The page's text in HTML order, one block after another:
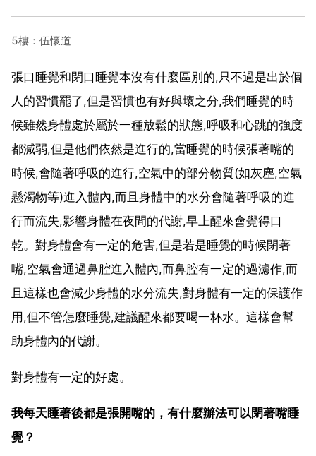
5樓：伍懷道
張口睡覺和閉口睡覺本沒有什麼區別的,只不過是出於個
人的習慣罷了,但是習慣也有好與壞之分,我們睡覺的時
候雖然身體處於屬於一種放鬆的狀態,呼吸和心跳的強度
都減弱,但是他們依然是進行的,當睡覺的時候張著嘴的
時候,會隨著呼吸的進行,空氣中的部分物質(如灰塵,空氣
懸濁物等)進入體內,而且身體中的水分會隨著呼吸的進
行而流失,影響身體在夜間的代謝,早上醒來會覺得口
乾。對身體會有一定的危害,但是若是睡覺的時候閉著
嘴,空氣會通過鼻腔進入體內,而鼻腔有一定的過濾作,而
且這樣也會減少身體的水分流失,對身體有一定的保護作
用,但不管怎麼睡覺,建議醒來都要喝一杯水。這樣會幫
助身體內的代謝。
對身體有一定的好處。
我每天睡著後都是張開嘴的，有什麼辦法可以閉著嘴睡
覺？